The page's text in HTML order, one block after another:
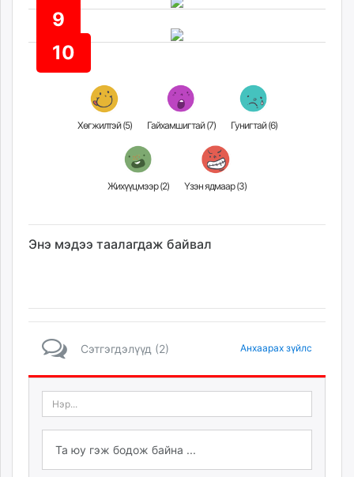
asu.mn
shudarga.mn
shuurhai.mn
unuudur.mn
tvmongolia.mn
mass.mn
toim.mn
paparazzi.mn
9
10
Хөгжилтэй (5) Гайхамшигтай (7) Гунигтай (6)
Жихүүцмээр (2) Үзэн ядмаар (3)
Энэ мэдээ таалагдаж байвал
Сэтгэгдэлүүд (2) Анхаарах зүйлс